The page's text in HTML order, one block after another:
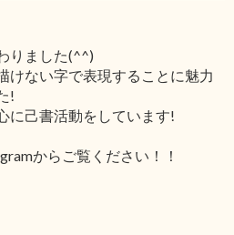
りました(^^)
けない字で表現することに魅力
!
に己書活動をしています!
からご覧ください！！